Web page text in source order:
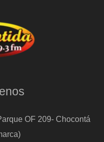
OF 209- Chocontá